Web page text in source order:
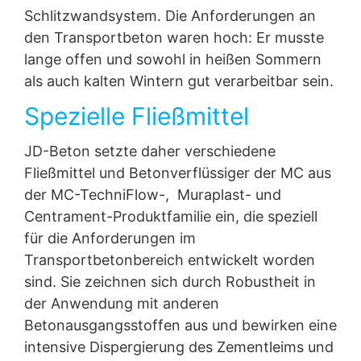
Schlitzwandsystem. Die Anforderungen an
den Transportbeton waren hoch: Er musste
lange offen und sowohl in heißen Sommern
als auch kalten Wintern gut verarbeitbar sein.
Spezielle Fließmittel
JD-Beton setzte daher verschiedene
Fließmittel und Betonverflüssiger der MC aus
der MC-TechniFlow-, Muraplast- und
Centrament-Produktfamilie ein, die speziell
für die Anforderungen im
Transportbetonbereich entwickelt worden
sind. Sie zeichnen sich durch Robustheit in
der Anwendung mit anderen
Betonausgangsstoffen aus und bewirken eine
intensive Dispergierung des Zementleims und
Mehr Informationen zum Umgang mit Nutzerdaten bei
Google Analytics finden Sie in der Datenschutzerklärung
von Google:https://support.google.com/analytics/answ
er/6004245?hl=de
Wir haben mit Google einen Vertrag zur
Auftragsdatenverarbeitung abgeschlossen und setzen
die strengen Vorgaben der deutschen
Datenschutzbehörden bei der Nutzung von Google
Analytics vollständig um.
YouTube
Unsere Website nutzt Plugins der von Google
betriebenen Seite YouTube. Betreiber der Seiten ist die
YouTube, LLC, 901 Cherry Ave., San Bruno, CA 94066,
USA. Wenn Sie eine unserer mit einem YouTube-Plugin
ausgestatteten Seiten besuchen, wird eine Verbindung
zu den Servern von YouTube hergestellt. Dabei wird
dem YouTube-Server mitgeteilt, welche unserer Seiten
Sie besucht haben. Wenn Sie in Ihrem YouTube-Account